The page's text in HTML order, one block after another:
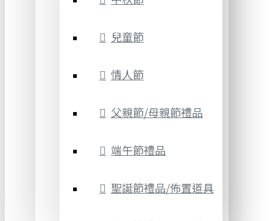
兒童節
情人節
父親節/母親節禮品
端午節禮品
聖誕節禮品/佈置道具